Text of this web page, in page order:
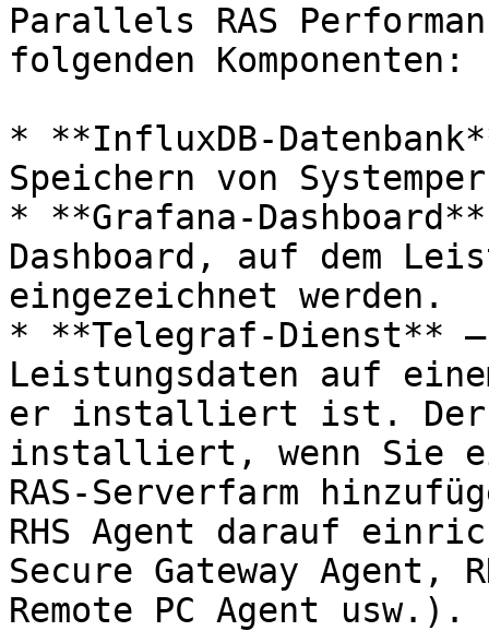
Parallels RAS
folgenden Komponenten:
* **InfluxDB-
Speichern von
* **Grafana-
Dashboard, auf dem
eingezeichnet werden.
* **Telegraf-Dienst**
Leistungsdaten auf
er installiert ist. Der
installiert, wenn Sie
RAS-Serverfarm
RHS Agent darauf
Secure Gateway Agent,
Remote PC Agent usw.).